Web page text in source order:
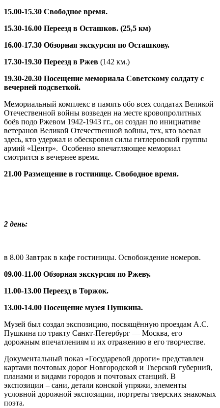
15.00-15.30 Свободное время.
15.30-16.00 Переезд в Осташков. (25,5 км)
16.00-17.30 Обзорная экскурсия по Осташкову.
17.30-19.30 Переезд в Ржев (142 км.)
19.30-20.30 Посещение мемориала Советскому солдату с
вечерней подсветкой.
Мемориальный комплекс в память обо всех солдатах Великой
Отечественной войны возведен на месте кровопролитных
боёв подо Ржевом 1942-1943 гг., он создан по инициативе
ветеранов Великой Отечественной войны, тех, кто воевал
здесь, кто удержал и обескровил силы гитлеровской группы
армий «Центр». Особенно впечатляющее мемориал
смотрится в вечернее время.
21.00 Размещение в гостинице. Свободное время.
2 день:
в 8.00 Завтрак в кафе гостиницы. Освобождение номеров.
09.00-11.00 Обзорная экскурсия по Ржеву.
11.00-13.00 Переезд в Торжок.
13.00-14.00 Посещение музея Пушкина.
Музей был создал экспозицию, посвящённую проездам А.С.
Пушкина по тракту Санкт-Петербург — Москва, его
дорожным впечатлениям и их отражению в его творчестве.
Документальный показ «Государевой дороги» представлен
картами почтовых дорог Новгородской и Тверской губерний,
планами и видами городов и почтовых станций. В
экспозиции – сани, детали конской упряжи, элементы
условной дорожной экспозиции, портреты тверских знакомых
поэта.